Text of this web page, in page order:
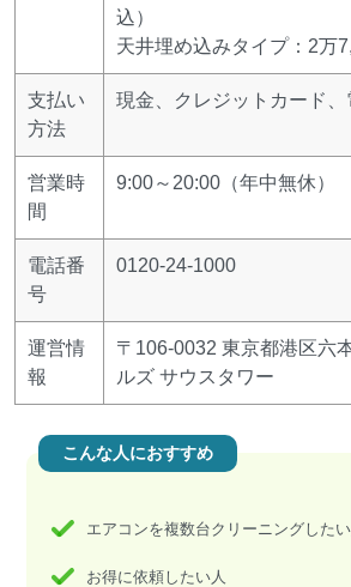
込）
天井埋め込みタイプ：2万
支払い
方法
現金、クレジットカード、
営業時
間
9:00～20:00（年中無休）
電話番
号
0120-24-1000
運営情
報
〒106-0032 東京都港区六
ルズ サウスタワー
こんな人におすすめ
エアコンを複数台クリーニングしたい
お得に依頼したい人